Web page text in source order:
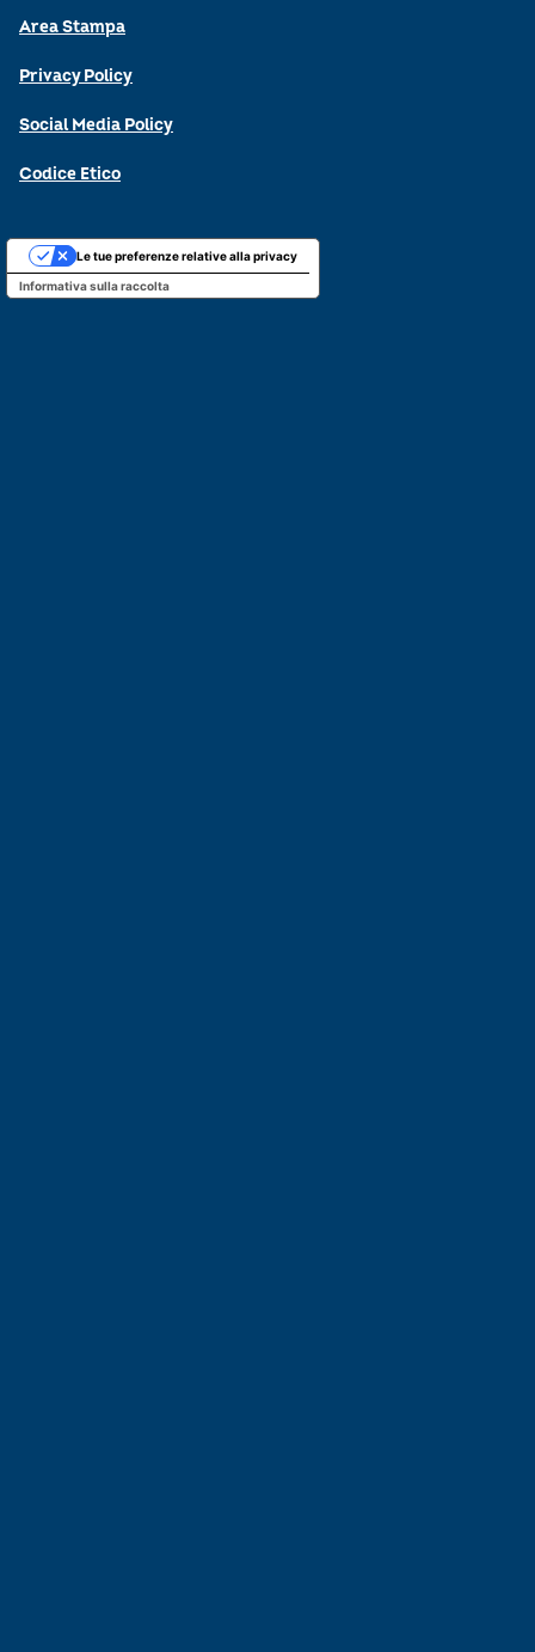
Area Stampa
Privacy Policy
Social Media Policy
Codice Etico
Informativa sulla raccolta
Le tue preferenze relative alla privacy